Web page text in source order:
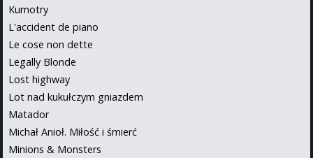
Kumotry
L'accident de piano
Le cose non dette
Legally Blonde
Lost highway
Lot nad kukułczym gniazdem
Matador
Michał Anioł. Miłość i śmierć
Minions & Monsters